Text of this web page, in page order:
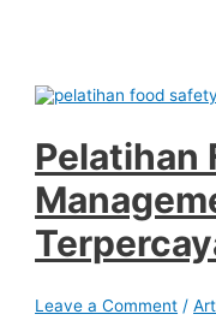
Pelatihan
Leave a Comment /